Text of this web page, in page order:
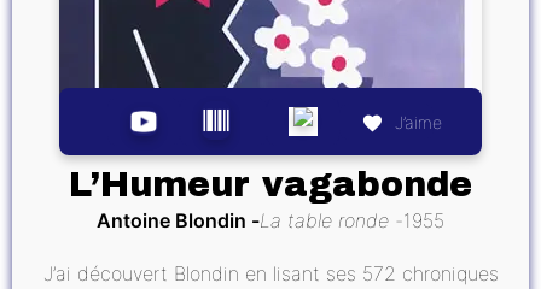
J’aime
L’Humeur vagabonde
Antoine Blondin La table ronde 1955
J’ai découvert Blondin en lisant ses 572 chroniques